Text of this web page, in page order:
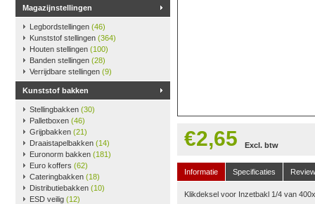
Magazijnstellingen
Legbordstellingen (46)
Kunststof stellingen (364)
Houten stellingen (100)
Banden stellingen (28)
Verrijdbare stellingen (9)
Kunststof bakken
Stellingbakken (30)
Palletboxen (46)
Grijpbakken (21)
Draaistapelbakken (14)
Euronorm bakken (181)
Euro koffers (62)
Cateringbakken (18)
Distributiebakken (10)
ESD veilig (12)
€2,65 Excl. btw
Informatie Specificaties
Klikdeksel voor Inzetbakl 1/4 van